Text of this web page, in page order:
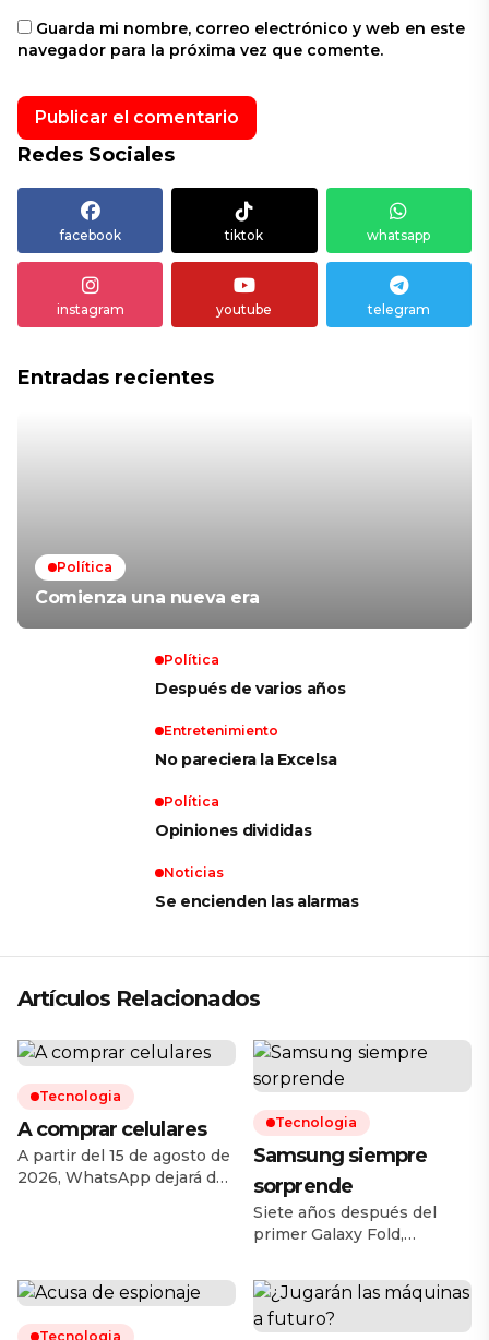
Guarda mi nombre, correo electrónico y web en este
navegador para la próxima vez que comente.
Redes Sociales
facebook tiktok whatsapp
instagram youtube telegram
Entradas recientes
Política
Comienza una nueva era
Política
Después de varios años
Entretenimiento
No pareciera la Excelsa
Política
Opiniones divididas
Noticias
Se encienden las alarmas
Artículos Relacionados
Tecnologia
A comprar celulares
A partir del 15 de agosto de
2026, WhatsApp dejará de
mínimos establecidos por
Meta. La medida afectará
principalmente a
Tecnologia
Samsung siempre
sorprende
Siete años después del
primer Galaxy Fold,
cambiar sus proporciones.
El nuevo Galaxy Z Fold8,
presentado este miércoles
Tecnologia